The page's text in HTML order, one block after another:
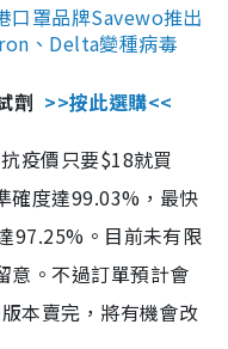
口罩品牌Savewo推出
、Delta變種病毒
劑 >>按此選購<<
疫價只要$18就買
確度達99.03%，最快
97.25%。目前未有限
意。不過訂單預計會
本賣完，將有機會改